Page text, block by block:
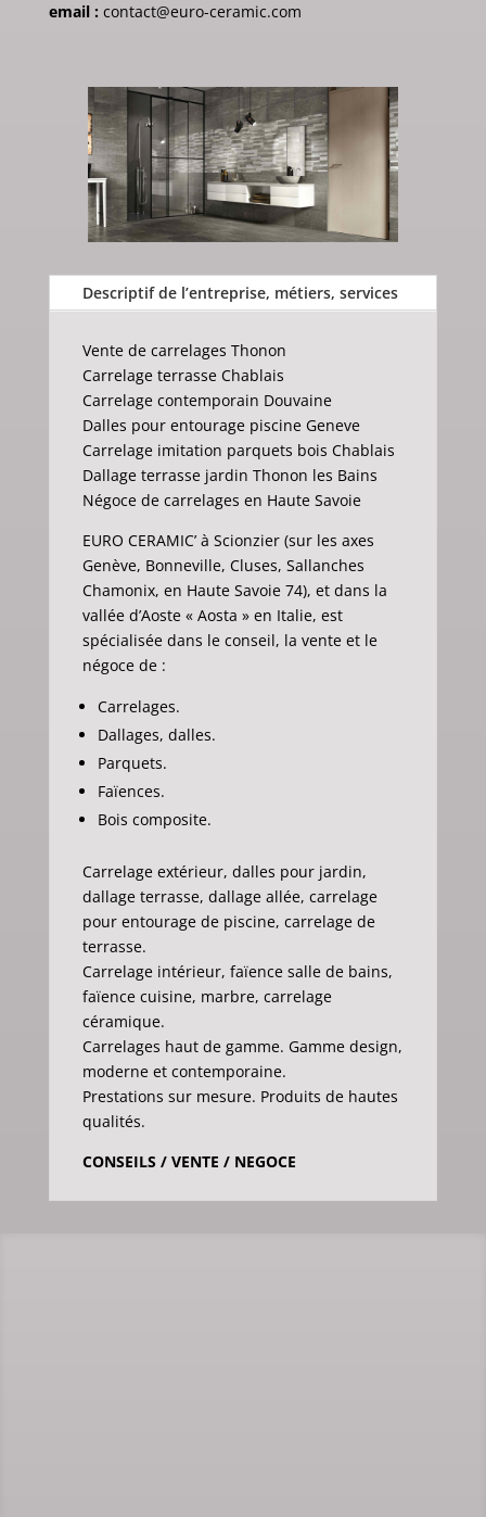
email : contact@euro-ceramic.com
Descriptif de l’entreprise, métiers, services
Vente de carrelages Thonon
Carrelage terrasse Chablais
Carrelage contemporain Douvaine
Dalles pour entourage piscine Geneve
Carrelage imitation parquets bois Chablais
Dallage terrasse jardin Thonon les Bains
Négoce de carrelages en Haute Savoie
EURO CERAMIC’ à Scionzier (sur les axes
Genève, Bonneville, Cluses, Sallanches
Chamonix, en Haute Savoie 74), et dans la
vallée d’Aoste « Aosta » en Italie, est
spécialisée dans le conseil, la vente et le
négoce de :
Carrelages.
Dallages, dalles.
Parquets.
Faïences.
Bois composite.
Carrelage extérieur, dalles pour jardin,
dallage terrasse, dallage allée, carrelage
pour entourage de piscine, carrelage de
terrasse.
Carrelage intérieur, faïence salle de bains,
faïence cuisine, marbre, carrelage
céramique.
Carrelages haut de gamme. Gamme design,
moderne et contemporaine.
Prestations sur mesure. Produits de hautes
qualités.
CONSEILS / VENTE / NEGOCE